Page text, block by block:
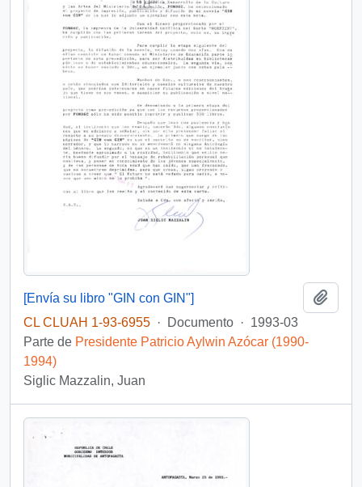
[Envía su libro "GIN con GIN"]
CL CLUAH 1-93-6955 · Documento · 1993-03
Parte de Presidente Patricio Aylwin Azócar (1990-
1994)
Siglic Mazzalin, Juan